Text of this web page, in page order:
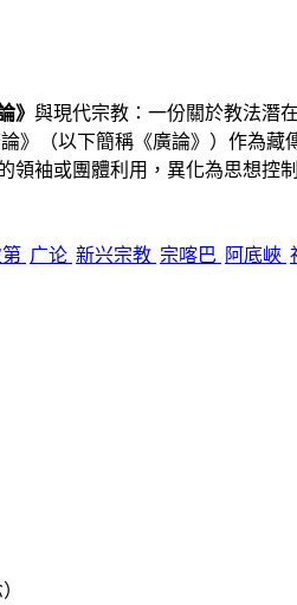
》 與現代宗教：一份關於教法潛
》（以下簡稱《廣論》）作為
領袖或團體利用，異化為思想控
广论 新兴宗教 宗喀巴 阿底峽
）